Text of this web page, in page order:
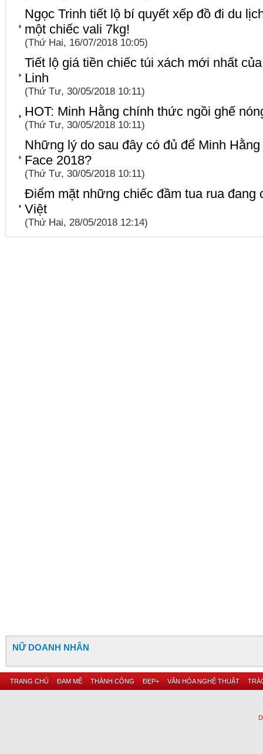
Ngọc Trinh tiết lộ bí quyết xếp đồ đi du
một chiếc vali 7kg!
(Thứ Hai, 16/07/2018 10:05)
Tiết lộ giá tiền chiếc túi xách mới nhất
Linh
(Thứ Tư, 30/05/2018 10:11)
HOT: Minh Hằng chính thức ngồi ghế
(Thứ Tư, 30/05/2018 10:11)
Những lý do sau đây có đủ để Minh
Face 2018?
(Thứ Tư, 30/05/2018 10:11)
Điểm mặt những chiếc đầm tua rua đang
Việt
(Thứ Hai, 28/05/2018 12:14)
NỮ DOANH NHÂN
TRANG CHỦ ĐAM MÊ THÀNH CÔNG ĐẸP+ VĂN HÓA NGHỆ THUẬT